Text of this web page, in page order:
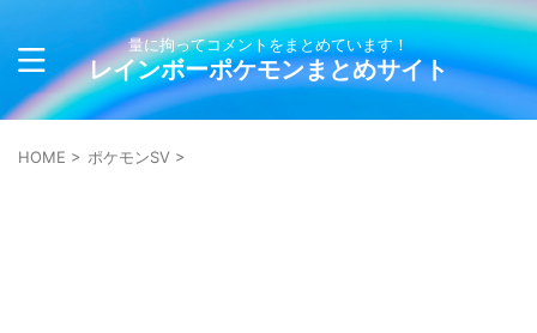
量に拘ってコメントをまとめています！
レインボーポケモンまとめサイト
HOME > ポケモンSV >